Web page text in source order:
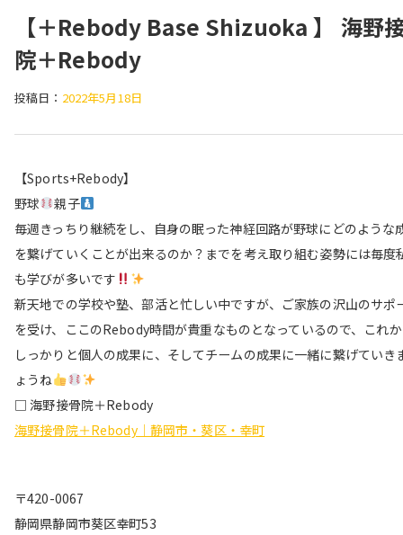
【＋Rebody Base Shizuoka 】 海野
院＋Rebody
投稿日： 2022年5月18日
【Sports+Rebody】
野球
親子
毎週きっちり継続をし、自身の眠った神経回路が野球にどのような
を繋げていくことが出来るのか？までを考え取り組む姿勢には毎度
も学びが多いです
新天地での学校や塾、部活と忙しい中ですが、ご家族の沢山のサポ
を受け、ここのRebody時間が貴重なものとなっているので、これ
しっかりと個人の成果に、そしてチームの成果に一緒に繋げていき
ょうね
□ 海野接骨院＋Rebody
海野接骨院＋Rebody｜静岡市・葵区・幸町
〒420-0067
静岡県静岡市葵区幸町53